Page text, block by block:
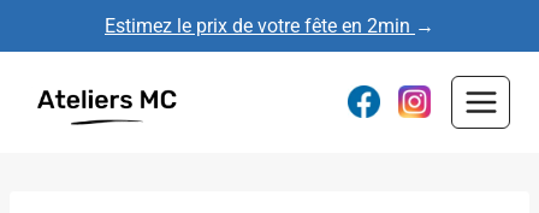
au
contenu
Estimez le prix de votre fête en 2min →